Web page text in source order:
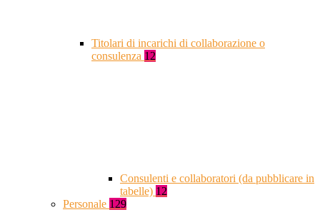
Titolari di incarichi di collaborazione o
consulenza 12
Consulenti e collaboratori (da pubblicare in
tabelle) 12
Personale 129